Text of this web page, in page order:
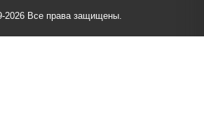
2026 Все права защищены.